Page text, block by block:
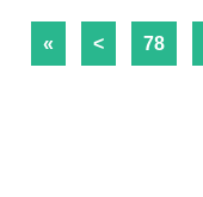
« < 78